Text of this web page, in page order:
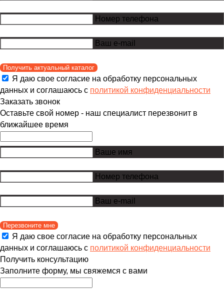
Номер телефона
Ваш e-mail
Получить актуальный каталог
Я даю свое согласие на обработку персональных
данных и соглашаюсь с политикой конфиденциальности
Заказать звонок
Оставьте свой номер - наш специалист перезвонит в
ближайшее время
Ваше имя
Номер телефона
Ваш e-mail
Перезвоните мне
Я даю свое согласие на обработку персональных
данных и соглашаюсь с политикой конфиденциальности
Получить консультацию
Заполните форму, мы свяжемся с вами